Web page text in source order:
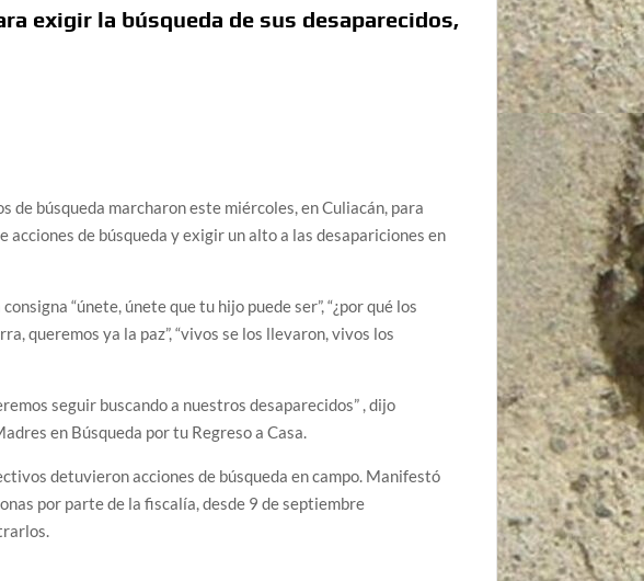
exigir la búsqueda de sus desaparecidos,
de búsqueda marcharon este miércoles, en Culiacán, para
de búsqueda y exigir un alto a las desapariciones en
“únete, únete que tu hijo puede ser”, “¿por qué los
queremos ya la paz”, “vivos se los llevaron, vivos los
seguir buscando a nuestros desaparecidos” , dijo
en Búsqueda por tu Regreso a Casa.
detuvieron acciones de búsqueda en campo. Manifestó
por parte de la fiscalía, desde 9 de septiembre